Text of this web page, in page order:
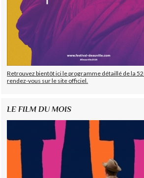
Retrouvez bientôt ici le programme détaillé de la
rendez-vous sur le site officiel.
LE FILM DU MOIS